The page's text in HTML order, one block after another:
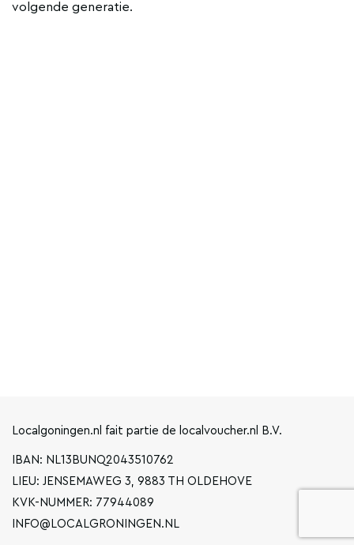
volgende generatie.
Localgoningen.nl fait partie de localvoucher.nl B.V.
IBAN: NL13BUNQ2043510762
LIEU: JENSEMAWEG 3, 9883 TH OLDEHOVE
KVK-NUMMER: 77944089
INFO@LOCALGRONINGEN.NL